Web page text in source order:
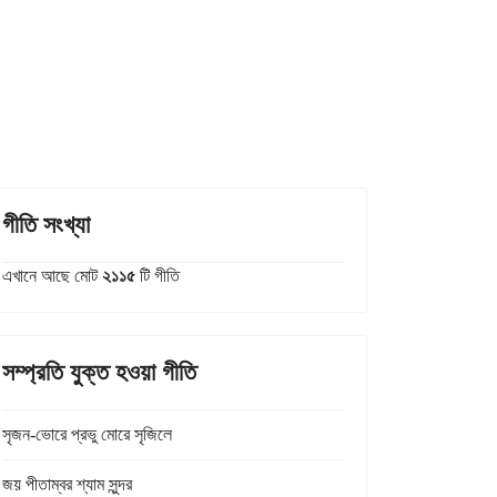
গীতি সংখ্যা
এখানে আছে মোট২১১৫ টি গীতি
সম্প্রতি যুক্ত হওয়া গীতি
সৃজন-ভোরে প্রভু মোরে সৃজিলে
জয় পীতাম্বর শ্যাম সুন্দর